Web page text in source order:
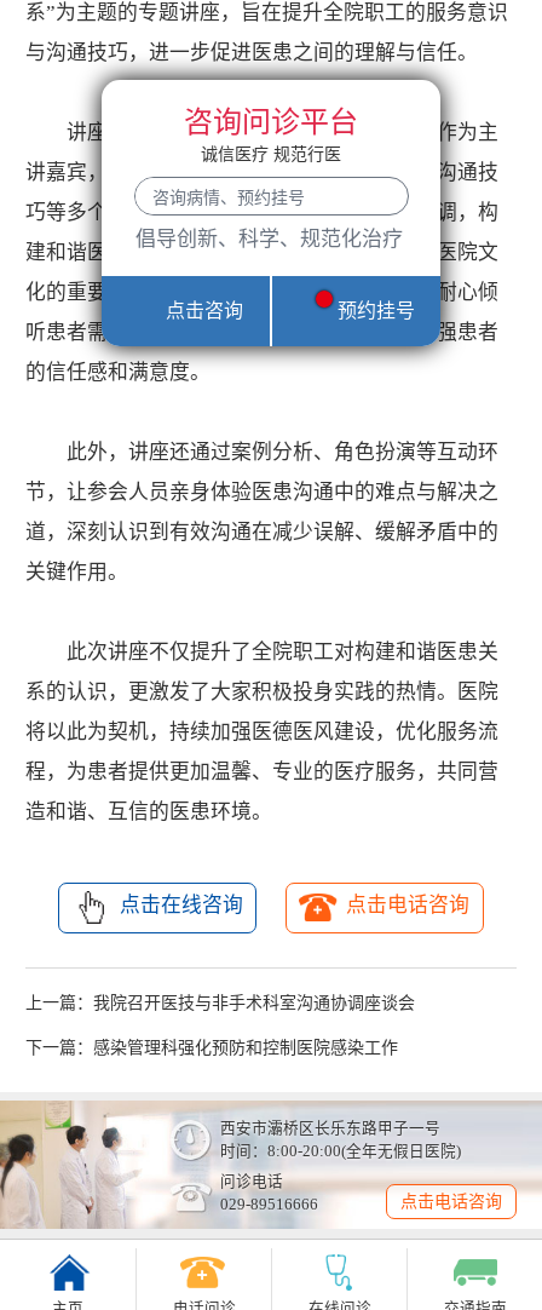
系”为主题的专题讲座，旨在提升全院职工的服务意识
与沟通技巧，进一步促进医患之间的理解与信任。
讲座邀请了资深医疗管理专家及心理学家作为主
讲嘉宾，他们从医患关系的现状、影响因素、沟通技
巧等多个维度进行了深入浅出的讲解。专家强调，构
建和谐医患关系不仅是医疗质量的体现，更是医院文
化的重要组成部分。医务人员需具备同理心，耐心倾
听患者需求，用通俗易懂的语言解释病情，增强患者
的信任感和满意度。
此外，讲座还通过案例分析、角色扮演等互动环
节，让参会人员亲身体验医患沟通中的难点与解决之
道，深刻认识到有效沟通在减少误解、缓解矛盾中的
关键作用。
此次讲座不仅提升了全院职工对构建和谐医患关
系的认识，更激发了大家积极投身实践的热情。医院
将以此为契机，持续加强医德医风建设，优化服务流
程，为患者提供更加温馨、专业的医疗服务，共同营
造和谐、互信的医患环境。
点击在线咨询 点击电话咨询
上一篇： 我院召开医技与非手术科室沟通协调座谈会
下一篇： 感染管理科强化预防和控制医院感染工作
西安市灞桥区长乐东路甲子一号
时间：8:00-20:00(全年无假日医院)
问诊电话
029-89516666
点击电话咨询
咨询问诊平台
诚信医疗 规范行医
倡导创新、科学、规范化治疗
点击咨询 预约挂号